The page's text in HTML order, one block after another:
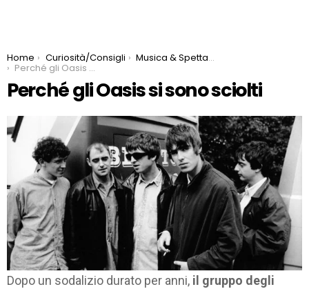
You are here:
Home Curiosità/Consigli Musica & Spettacolo
Perché gli Oasis si sono sciolti
Perché gli Oasis si sono sciolti
Dopo un sodalizio durato per anni, il gruppo degli